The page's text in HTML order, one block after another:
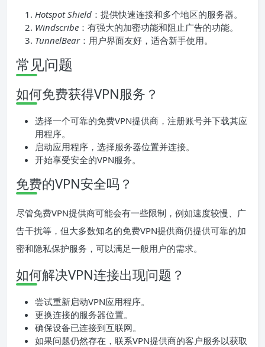
Hotspot Shield ：提供快速连接和多个地区的服务器。
Windscribe ：有强大的加密功能和阻止广告的功能。
TunnelBear：用户界面友好，适合新手使用。
常见问题
如何免费获得VPN服务？
选择一个可靠的免费VPN提供商，注册账号并下载其应
用程序。
启动应用程序，选择服务器位置并连接。
开始享受安全的VPN服务。
免费的VPN安全吗？
尽管免费VPN提供商可能会有一些限制，例如速度较慢、广
告干扰等，但大多数知名的免费VPN提供商仍提供可靠的加
密和隐私保护服务，可以满足一般用户的需求。
如何解决VPN连接出现问题？
尝试重新启动VPN应用程序。
更换连接的服务器位置。
确保设备已连接到互联网。
如果问题仍然存在，联系VPN提供商的客户服务以获取